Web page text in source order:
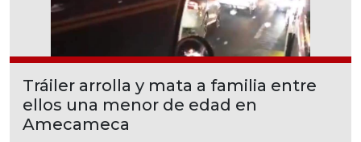
Tráiler arrolla y mata a familia entre
ellos una menor de edad en
Amecameca